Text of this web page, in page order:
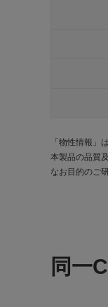
「物性情報」
本製品の品質
なお目的のご
同一